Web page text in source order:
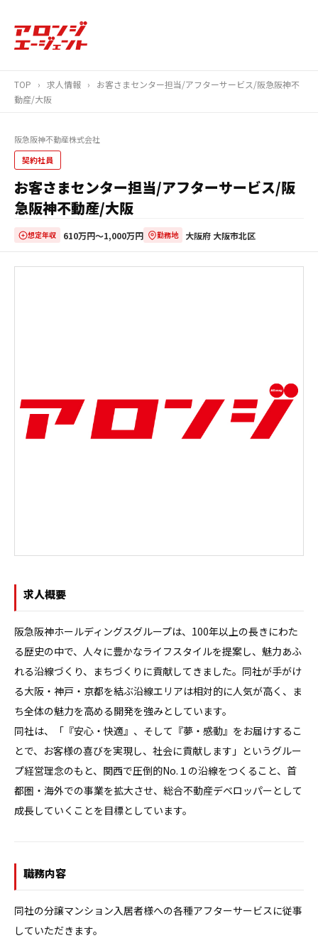
TOP › 求人情報 ›
お客さまセンター担当/アフターサービス/阪急阪神不
動産/大阪
阪急阪神不動産株式会社
契約社員
お客さまセンター担当/アフターサービス/阪
急阪神不動産/大阪
想定年収 610万円〜1,000万円 勤務地 大阪府 大阪市北区
求人概要
阪急阪神ホールディングスグループは、100年以上の長きにわた
る歴史の中で、人々に豊かなライフスタイルを提案し、魅力あふ
れる沿線づくり、まちづくりに貢献してきました。同社が手がけ
る大阪・神戸・京都を結ぶ沿線エリアは相対的に人気が高く、ま
ち全体の魅力を高める開発を強みとしています。
同社は、「『安心・快適』、そして『夢・感動』をお届けするこ
とで、お客様の喜びを実現し、社会に貢献します」というグルー
プ経営理念のもと、関西で圧倒的No.１の沿線をつくること、首
都圏・海外での事業を拡大させ、総合不動産デベロッパーとして
職務内容
同社の分譲マンション入居者様への各種アフターサービスに従事
していただきます。